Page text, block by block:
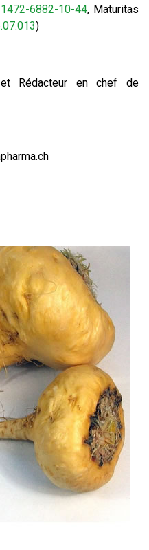
6882-10-44, Maturitas
)
et Rédacteur en chef de